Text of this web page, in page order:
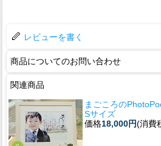
レビューを書く
商品についてのお問い合わせ
関連商品
まごころの
Sサイズ
価格18,000円(消費